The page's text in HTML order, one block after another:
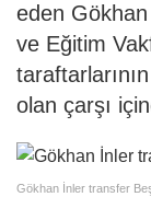
eden
ve Eğitim
olan çarşı
Gökhan İnler transfer